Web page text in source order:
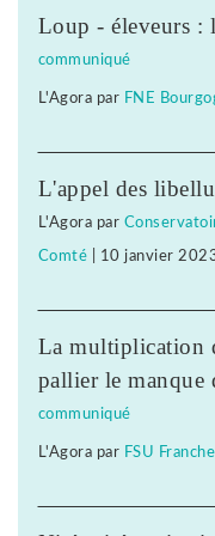
Loup - éleveurs :
communiqué
L'Agora par FNE
L'appel des
L'Agora par
Comté 10 janvier
La multiplication
pallier le manque
communiqué
L'Agora par FSU